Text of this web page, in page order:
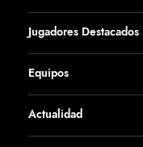
Jugadores Destacados
Equipos
Actualidad